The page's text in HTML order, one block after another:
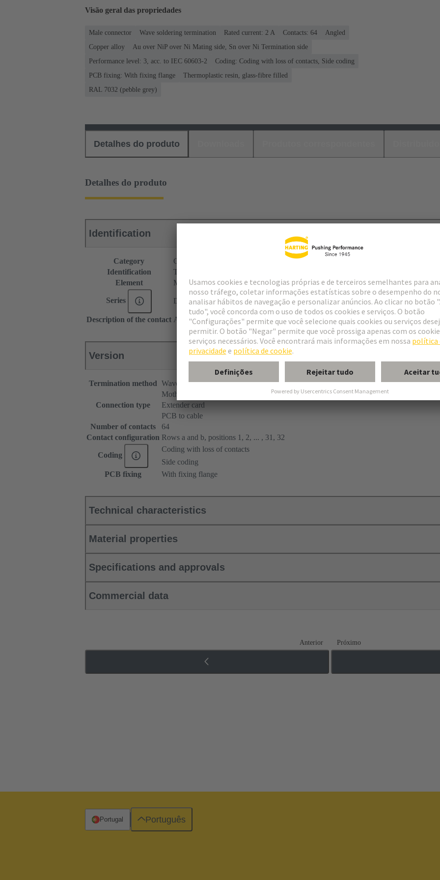
Visão geral das propriedades
Male connector Wave soldering termination Rated current: ‌2 A Contacts: 64
Angled
Copper alloy
Au over NiP over Ni Mating side, Sn over Ni Termination side
Performance level: 3, acc. to IEC 60603-2
Coding: Coding with loss of contacts, Side coding
PCB fixing: With fixing flange
Thermoplastic resin, glass-fibre filled
RAL 7032 (pebble grey)
Detalhes do produto
Detalhes do produto
Identification
Category
Connectors
Identification
Type B
Element
Male connector
Series DIN 41612
Description of the contact Angled
Version
Termination method Wave soldering termination
Connection type
Motherboard to daughtercard
Extender card
PCB to cable
Number of contacts
64
Contact configuration Rows a and b, positions 1, 2, ... , 31, 32
Coding
Coding with loss of contacts
Side coding
PCB fixing
With fixing flange
Technical characteristics
Material properties
Specifications and approvals
Commercial data
Anterior Próximo
Portugal Português